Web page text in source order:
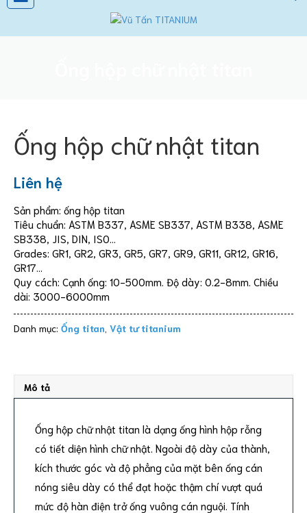
Ống hộp chữ nhật titan
Liên hệ
Sản phẩm: ống hộp titan
Tiêu chuẩn: ASTM B337, ASME SB337, ASTM B338, ASME
SB338, JIS, DIN, ISO…
Grades: GR1, GR2, GR3, GR5, GR7, GR9, GR11, GR12, GR16,
GR17…
Quy cách: Cạnh ống: 10-500mm. Độ dày: 0.2-8mm. Chiều
dài: 3000-6000mm
Danh mục: Ống titan Vật tư titanium
Mô tả
Ống hộp chữ nhật titan là dạng ống hình hộp rỗng
có tiết diện hình chữ nhật. Ngoài độ dày của thành,
kích thước góc và độ phẳng của mặt bên ống cán
nóng siêu dày có thể đạt hoặc thậm chí vượt quá
mức độ hàn điện trở ống vuông cán nguội. Tính